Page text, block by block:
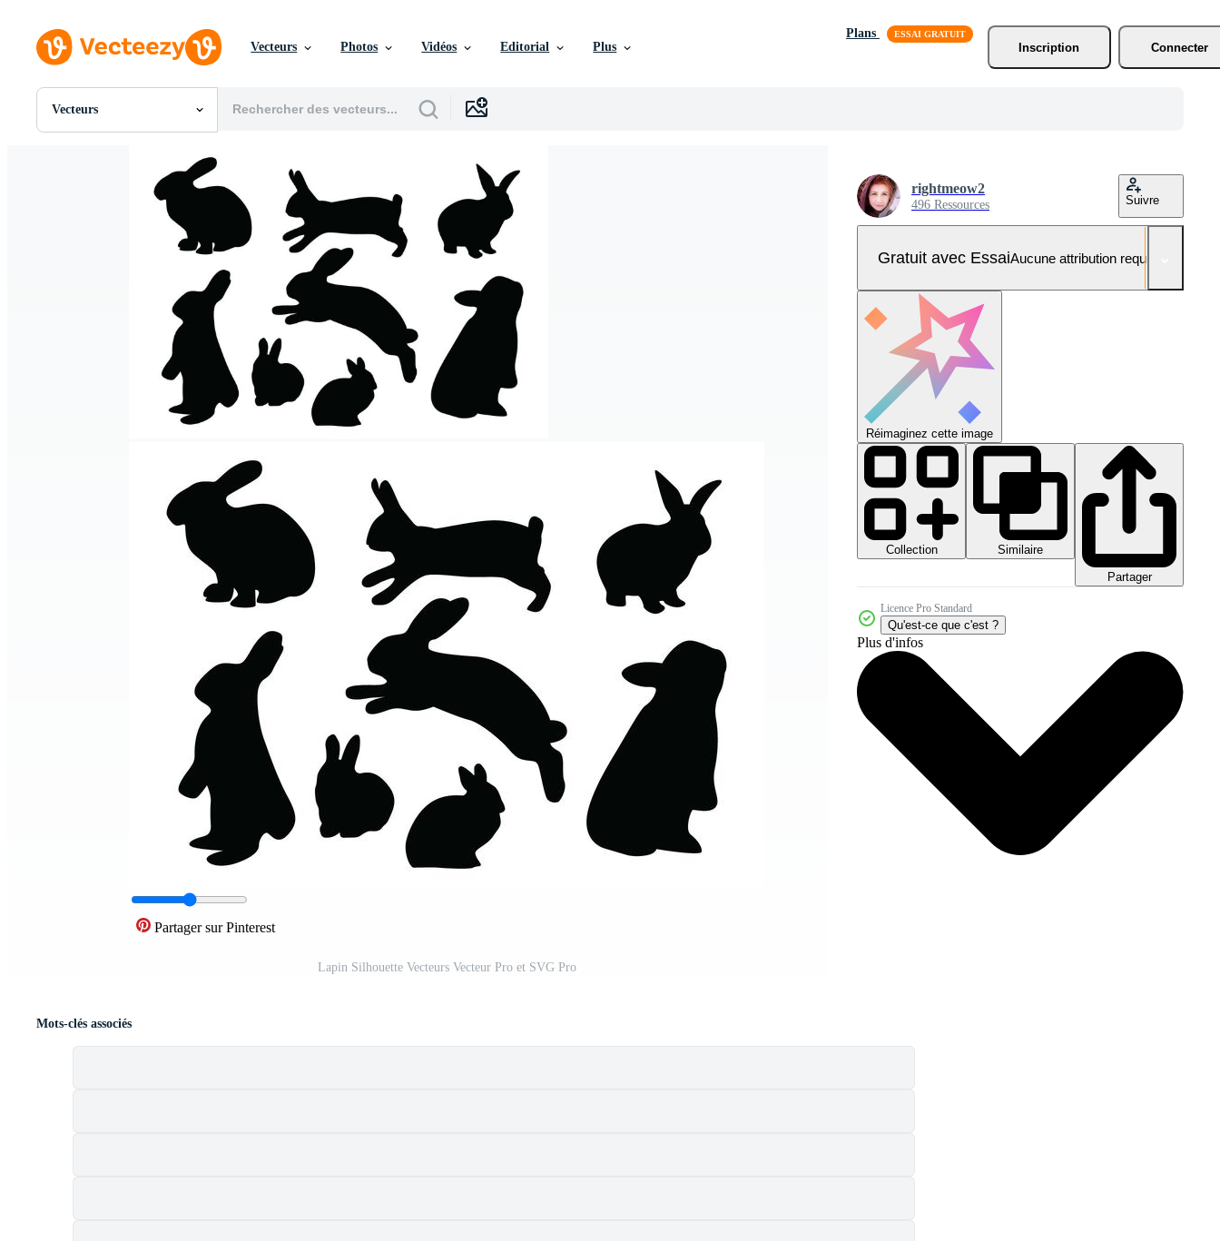
Vecteurs Photos Vidéos Editorial Plus
Plans
Inscription
Connecter
Vecteurs
Toutes Images
Images Éditoriales
Événements Éditoriaux
Partager sur Pinterest
Lapin Silhouette Vecteurs Vecteur Pro et SVG Pro
rightmeow2
496 Ressources Suivre
Gratuit avec EssaiAucune attribution requise
Réimaginez cette image
Collection
Similaire
Partager
Licence Pro Standard
Qu'est-ce que c'est ?
Plus d'infos
Mots-clés associés